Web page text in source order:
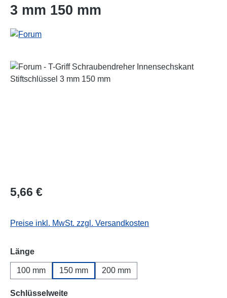
3 mm 150 mm
Bildergalerie überspringen
Regulärer Preis:
5,66 €
Preise inkl. MwSt. zzgl. Versandkosten
Längeauswählen
100 mm 150 mm 200 mm
Schlüsselweiteauswählen